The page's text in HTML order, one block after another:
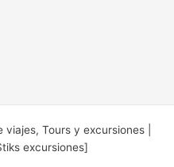
Tours y excursiones |
excursiones]